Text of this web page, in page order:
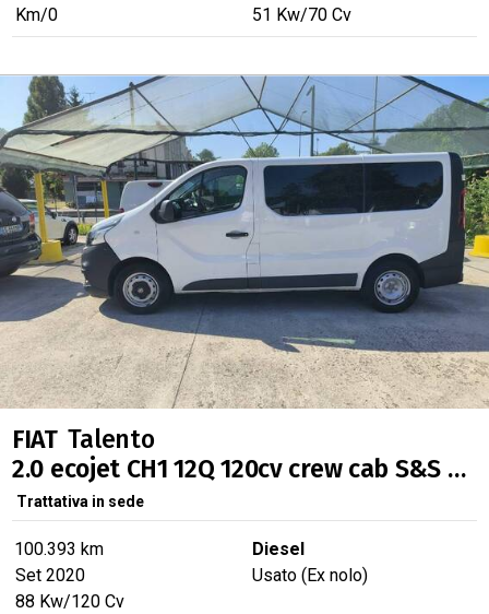
PRONTA CONSEGNA
Km/0
51 Kw/70 Cv
FIAT Talento
2.0 ecojet CH1 12Q 120cv crew cab S&S E6d-temp
Trattativa in sede
100.393 km
Diesel
Set 2020
Usato (Ex nolo)
88 Kw/120 Cv